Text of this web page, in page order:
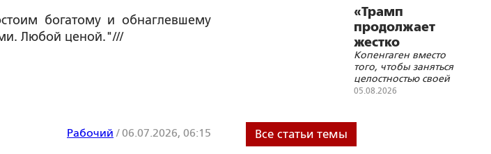
богатому и обнаглевшему
Любой ценой."///
Рабочий /06.07.2026, 06:15
русской смерти и
глубинная, живущая
в недрах русской
истории идеология
русского бессмертия
«Трамп
продолжает
жестко
троллить
Данию»
Копенгаген вместо
того, чтобы заняться
целостностью своей
страны, с головой
05.08.2026
Все статьи темы